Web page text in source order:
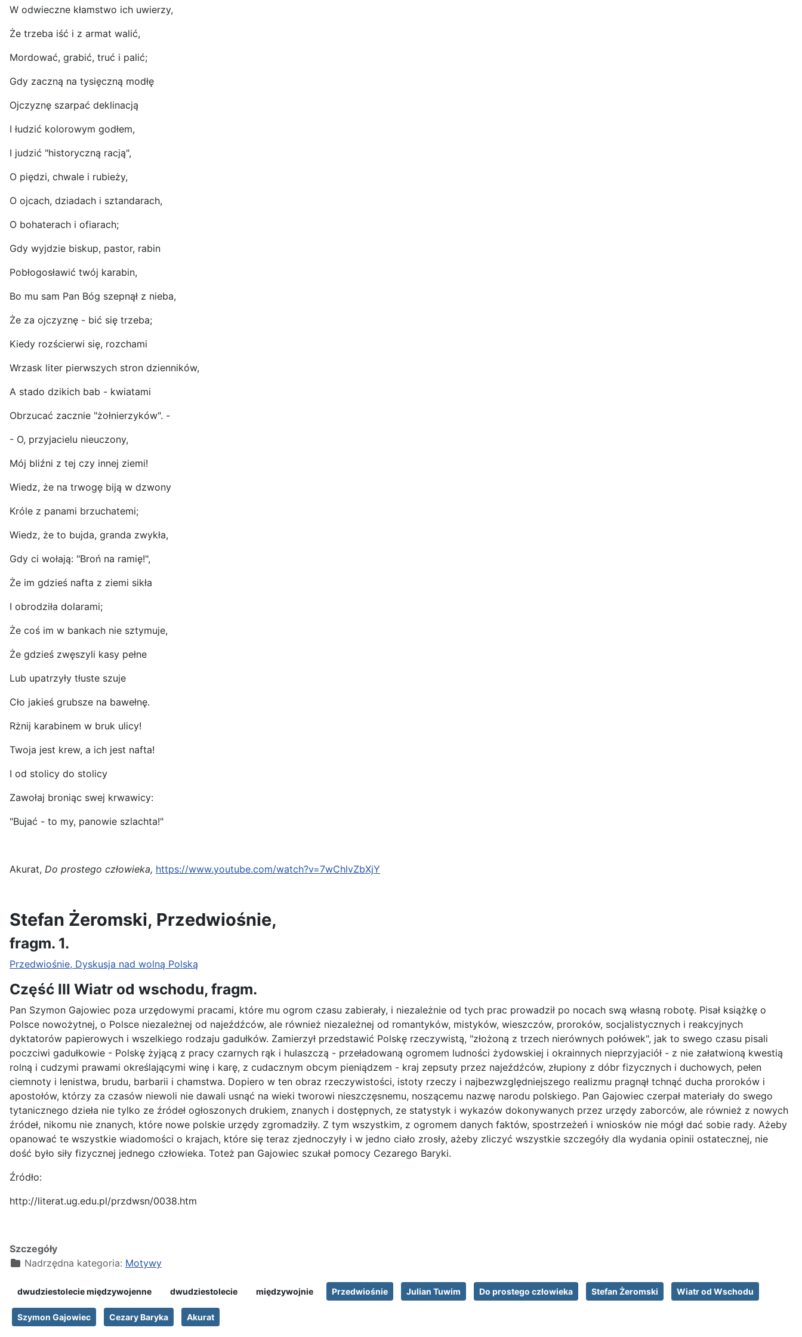
W odwieczne kłamstwo ich uwierzy,
Że trzeba iść i z armat walić,
Mordować, grabić, truć i palić;
Gdy zaczną na tysięczną modłę
Ojczyznę szarpać deklinacją
I łudzić kolorowym godłem,
I judzić "historyczną racją",
O piędzi, chwale i rubieży,
O ojcach, dziadach i sztandarach,
O bohaterach i ofiarach;
Gdy wyjdzie biskup, pastor, rabin
Pobłogosławić twój karabin,
Bo mu sam Pan Bóg szepnął z nieba,
Że za ojczyznę - bić się trzeba;
Kiedy rozścierwi się, rozchami
Wrzask liter pierwszych stron dzienników,
A stado dzikich bab - kwiatami
Obrzucać zacznie "żołnierzyków". -
- O, przyjacielu nieuczony,
Mój bliźni z tej czy innej ziemi!
Wiedz, że na trwogę biją w dzwony
Króle z panami brzuchatemi;
Wiedz, że to bujda, granda zwykła,
Gdy ci wołają: "Broń na ramię!",
Że im gdzieś nafta z ziemi sikła
I obrodziła dolarami;
Że coś im w bankach nie sztymuje,
Że gdzieś zwęszyli kasy pełne
Lub upatrzyły tłuste szuje
Cło jakieś grubsze na bawełnę.
Rżnij karabinem w bruk ulicy!
Twoja jest krew, a ich jest nafta!
I od stolicy do stolicy
Zawołaj broniąc swej krwawicy:
"Bujać - to my, panowie szlachta!"
Akurat, Do prostego człowieka, https://www.youtube.com/watch?v=7wChlvZbXjY
Stefan Żeromski, Przedwiośnie,
fragm. 1.
Przedwiośnie, Dyskusja nad wolną Polską
Część III Wiatr od wschodu, fragm.
Pan Szymon Gajowiec poza urzędowymi pracami, które mu ogrom czasu zabierały, i niezależnie od tych prac prowadził po nocach swą własną robotę. Pisał książkę o
Polsce nowożytnej, o Polsce niezależnej od najeźdźców, ale również niezależnej od romantyków, mistyków, wieszczów, proroków, socjalistycznych i reakcyjnych
dyktatorów papierowych i wszelkiego rodzaju gadułków. Zamierzył przedstawić Polskę rzeczywistą, "złożoną z trzech nierównych połówek", jak to swego czasu pisali
poczciwi gadułkowie - Polskę żyjącą z pracy czarnych rąk i hulaszczą - przeładowaną ogromem ludności żydowskiej i okrainnych nieprzyjaciół - z nie załatwioną kwestią
rolną i cudzymi prawami określającymi winę i karę, z cudacznym obcym pieniądzem - kraj zepsuty przez najeźdźców, złupiony z dóbr fizycznych i duchowych, pełen
ciemnoty i lenistwa, brudu, barbarii i chamstwa. Dopiero w ten obraz rzeczywistości, istoty rzeczy i najbezwzględniejszego realizmu pragnął tchnąć ducha proroków i
apostołów, którzy za czasów niewoli nie dawali usnąć na wieki tworowi nieszczęsnemu, noszącemu nazwę narodu polskiego. Pan Gajowiec czerpał materiały do swego
tytanicznego dzieła nie tylko ze źródeł ogłoszonych drukiem, znanych i dostępnych, ze statystyk i wykazów dokonywanych przez urzędy zaborców, ale również z nowych
źródeł, nikomu nie znanych, które nowe polskie urzędy zgromadziły. Z tym wszystkim, z ogromem danych faktów, spostrzeżeń i wniosków nie mógł dać sobie rady. Ażeby
opanować te wszystkie wiadomości o krajach, które się teraz zjednoczyły i w jedno ciało zrosły, ażeby zliczyć wszystkie szczegóły dla wydania opinii ostatecznej, nie
dość było siły fizycznej jednego człowieka. Toteż pan Gajowiec szukał pomocy Cezarego Baryki.
Źródło:
http://literat.ug.edu.pl/przdwsn/0038.htm
Szczegóły
Nadrzędna kategoria: Motywy
dwudziestolecie międzywojenne dwudziestolecie międzywojnie Przedwiośnie Julian Tuwim Do prostego człowieka Stefan Żeromski Wiatr od Wschodu
Szymon Gajowiec Cezary Baryka Akurat